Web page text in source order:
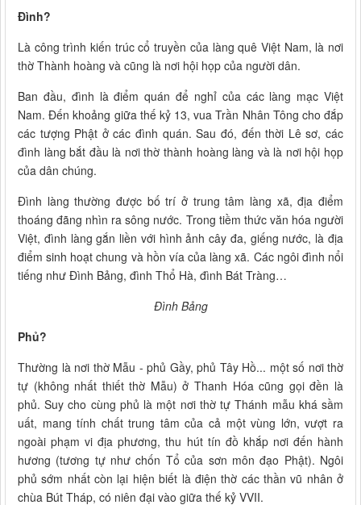
Đình?
Là công trình kiến trúc cổ truyền của làng quê Việt Nam, là nơi
thờ Thành hoàng và cũng là nơi hội họp của người dân.
Ban đầu, đình là điểm quán để nghỉ của các làng mạc Việt
Nam. Đến khoảng giữa thế kỷ 13, vua Trần Nhân Tông cho đắp
các tượng Phật ở các đình quán. Sau đó, đến thời Lê sơ, các
đình làng bắt đầu là nơi thờ thành hoàng làng và là nơi hội họp
của dân chúng.
Đình làng thường được bố trí ở trung tâm làng xã, địa điểm
thoáng đãng nhìn ra sông nước. Trong tiềm thức văn hóa người
Việt, đình làng gắn liền với hình ảnh cây đa, giếng nước, là địa
điểm sinh hoạt chung và hồn vía của làng xã. Các ngôi đình nổi
tiếng như Đình Bảng, đình Thổ Hà, đình Bát Tràng…
Đình Bảng
Phủ?
Thường là nơi thờ Mẫu - phủ Gầy, phủ Tây Hồ... một số nơi thờ
tự (không nhất thiết thờ Mẫu) ở Thanh Hóa cũng gọi đền là
phủ. Suy cho cùng phủ là một nơi thờ tự Thánh mẫu khá sầm
uất, mang tính chất trung tâm của cả một vùng lớn, vượt ra
ngoài phạm vi địa phương, thu hút tín đồ khắp nơi đến hành
hương (tương tự như chốn Tổ của sơn môn đạo Phật). Ngôi
phủ sớm nhất còn lại hiện biết là điện thờ các thần vũ nhân ở
chùa Bút Tháp, có niên đại vào giữa thế kỷ VVII.